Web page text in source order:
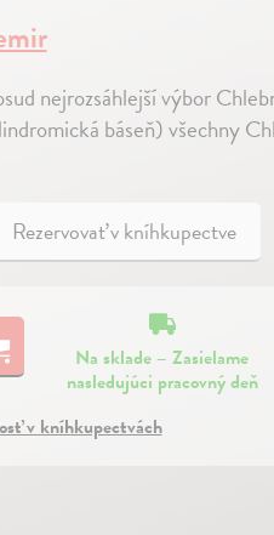
nejrozsáhlejší výbor
báseň) všechny
Rezervovať v kníhkupectve
Na sklade – Zasielame
nasledujúci pracovný deň
v kníhkupectvách